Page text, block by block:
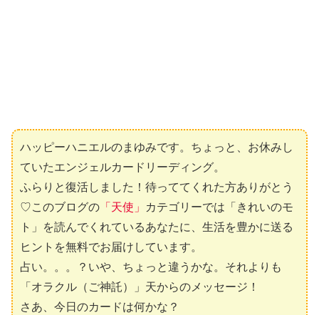
ハッピーハニエルのまゆみです。ちょっと、お休みし
ていたエンジェルカードリーディング。
ふらりと復活しました！待っててくれた方ありがとう
♡このブログの 「天使」
カテゴリーでは「きれいのモ
ト」を読んでくれているあなたに、生活を豊かに送る
ヒントを無料でお届けしています。
占い。。。？いや、ちょっと違うかな。それよりも
「オラクル（ご神託）」天からのメッセージ！
さあ、今日のカードは何かな？